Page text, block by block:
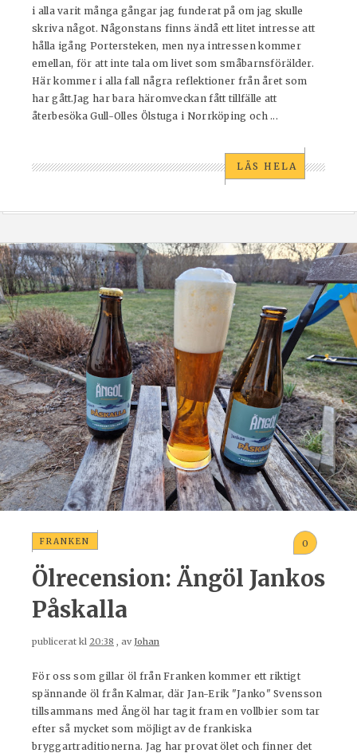
i alla varit många gångar jag funderat på om jag skulle
skriva något. Någonstans finns ändå ett litet intresse att
hålla igång Portersteken, men nya intressen kommer
emellan, för att inte tala om livet som småbarnsförälder.
Här kommer i alla fall några reflektioner från året som
har gått.Jag har bara häromveckan fått tillfälle att
återbesöka Gull-Olles Ölstuga i Norrköping och ...
LÄS HELA
FRANKEN 0
Ölrecension: Ängöl Jankos
Påskalla
publicerat kl 20:38 , avJohan
För oss som gillar öl från Franken kommer ett riktigt
spännande öl från Kalmar, där Jan-Erik "Janko" Svensson
tillsammans med Ängöl har tagit fram en vollbier som tar
efter så mycket som möjligt av de frankiska
bryggartraditionerna. Jag har provat ölet och finner det